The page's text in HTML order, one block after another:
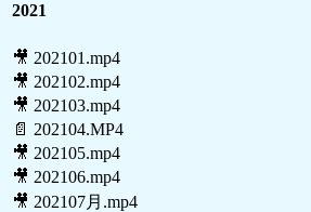
2021
🎥 202101.mp4
🎥 202102.mp4
🎥 202103.mp4
📄 202104.MP4
🎥 202105.mp4
🎥 202106.mp4
🎥 202107月.mp4